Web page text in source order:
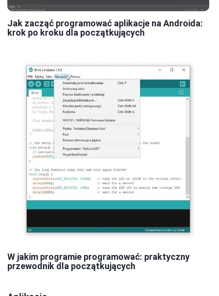
Jak zacząć programować aplikacje na Androida:
krok po kroku dla początkujących
W jakim programie programować: praktyczny
przewodnik dla początkujących